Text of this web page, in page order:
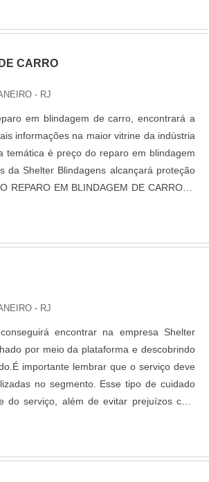
CARRO
- RJ
em blindagem de carro, encontrará a
informações na maior vitrine da indústria
é preço do reparo em blindagem
da Shelter Blindagens alcançará proteção
EM BLINDAGEM DE CARROHá
- RJ
encontrar na empresa Shelter
por meio da plataforma e descobrindo
importante lembrar que o serviço deve
no segmento. Esse tipo de cuidado
serviço, além de evitar prejuízos com